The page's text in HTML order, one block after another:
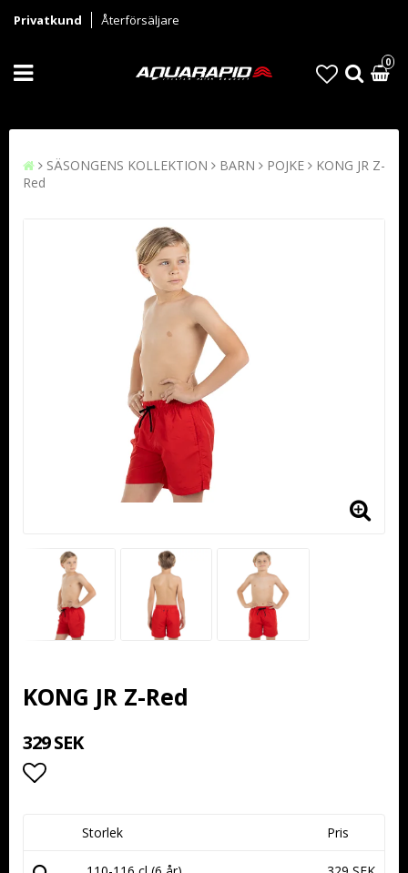
Privatkund Återförsäljare
0
SÄSONGENS KOLLEKTION BARN POJKE
KONG JR Z-
Red
KONG JR Z-Red
329 SEK
Storlek Pris